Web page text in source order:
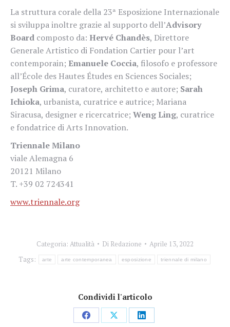
La struttura corale della 23ª Esposizione Internazionale
si sviluppa inoltre grazie al supporto dell’Advisory
Board composto da: Hervé Chandès, Direttore
Generale Artistico di Fondation Cartier pour l’art
contemporain; Emanuele Coccia, filosofo e professore
all’École des Hautes Études en Sciences Sociales;
Joseph Grima, curatore, architetto e autore; Sarah
Ichioka, urbanista, curatrice e autrice; Mariana
Siracusa, designer e ricercatrice; Weng Ling, curatrice
e fondatrice di Arts Innovation.
Triennale Milano
viale Alemagna 6
20121 Milano
T. +39 02 724341
www.triennale.org
Categoria: Attualità Di Redazione
Aprile 13, 2022
Tags:
arte arte contemporanea esposizione triennale di milano
Condividi l'articolo
CondividiCondividiCondividi